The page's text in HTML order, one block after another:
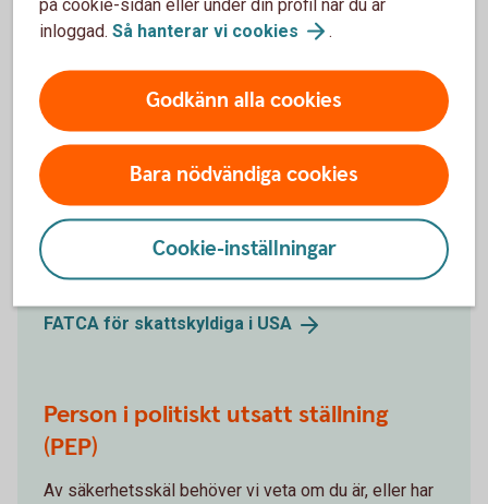
Information om FATCA och
Politiskt utsatt ställning (PEP)
FATCA för skattskyldiga i USA
Är du skattskyldig i USA? Från 1 juli 2014 frågar
Falkenbergs Sparbank, och alla andra banker och
finansiella institut i Sverige, nya kunder om de är
skattskyldiga i USA.
FATCA för skattskyldiga i USA
Person i politiskt utsatt ställning
(PEP)
Av säkerhetsskäl behöver vi veta om du är, eller har
inloggad. Så hanterar vi cookies .
Godkänn alla cookies
Bara nödvändiga cookies
Cookie-inställningar